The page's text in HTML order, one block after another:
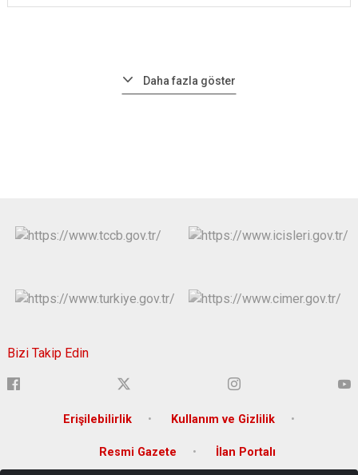
Daha fazla göster
Bizi Takip Edin
Erişilebilirlik Kullanım ve Gizlilik
Resmi Gazete İlan Portalı